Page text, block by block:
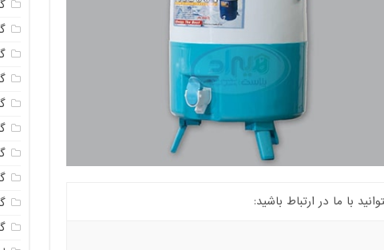
با ما در ارتباط باشید: